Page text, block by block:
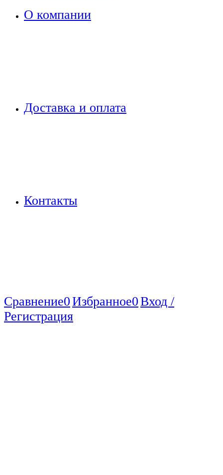
О компании
Доставка и оплата
Контакты
Сравнение0Избранное0Вход /
Регистрация